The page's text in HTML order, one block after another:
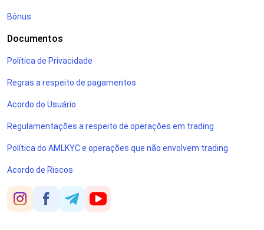
Bônus
Documentos
Política de Privacidade
Regras a respeito de pagamentos
Acordo do Usuário
Regulamentações a respeito de operações em trading
Política do AMLKYC e operações que não envolvem trading
Acordo de Riscos